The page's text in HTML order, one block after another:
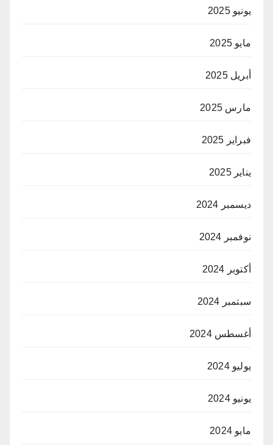
يونيو 2025
مايو 2025
أبريل 2025
مارس 2025
فبراير 2025
يناير 2025
ديسمبر 2024
نوفمبر 2024
أكتوبر 2024
سبتمبر 2024
أغسطس 2024
يوليو 2024
يونيو 2024
مايو 2024